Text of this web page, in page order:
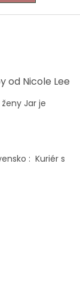
od Nicole Lee
Jar je
: Kuriér s